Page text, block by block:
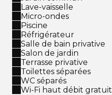
Lave-vaisselle
Micro-ondes
Piscine
Réfrigérateur
Salle de bain privative
Salon de jardin
Terrasse privative
Toilettes séparées
WC séparés
Wi-Fi haut débit gratuit